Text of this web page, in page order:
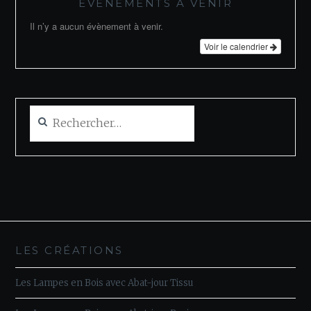
ÉVÉNEMENTS À VENIR
Il n’y a aucun évènement à venir.
Voir le calendrier
LES CRÉATIONS
Les Lampes en Bois avec Abat-jour Tissu